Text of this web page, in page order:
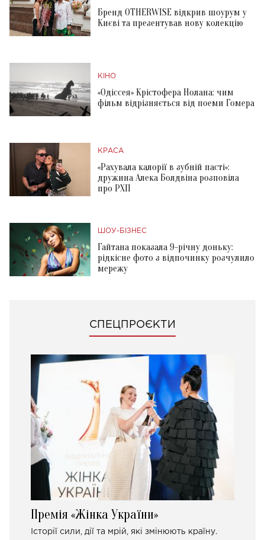
Бренд OTHERWISE відкрив шоурум у
Києві та презентував нову колекцію
КІНО
«Одіссея» Крістофера Нолана: чим
фільм відрізняється від поеми Гомера
КРАСА
«Рахувала калорії в зубній пасті»:
дружина Алека Болдвіна розповіла
про РХП
ШОУ-БІЗНЕС
Гайтана показала 9-річну доньку:
рідкісне фото з відпочинку розчулило
мережу
СПЕЦПРОЄКТИ
Премія «Жінка України»
Історії сили, дії та мрій, які змінюють країну.